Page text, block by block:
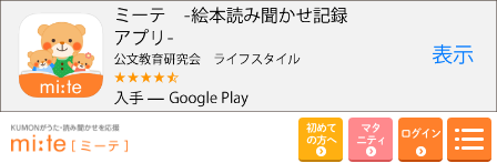
初めて
の方へ
マタ
ニティ
ログイン